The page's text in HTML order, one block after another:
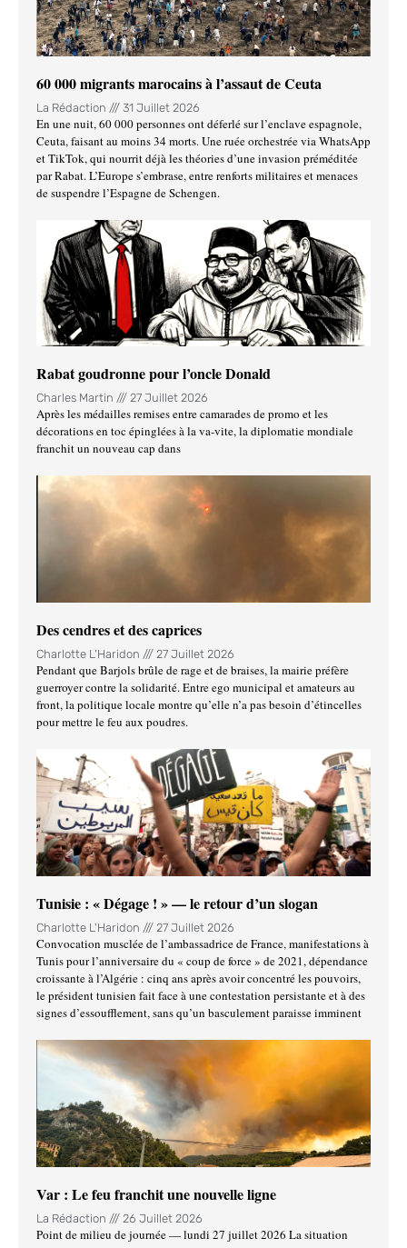
60 000 migrants marocains à l’assaut de Ceuta
La Rédaction 31 Juillet 2026
En une nuit, 60 000 personnes ont déferlé sur l’enclave espagnole,
Ceuta, faisant au moins 34 morts. Une ruée orchestrée via WhatsApp
et TikTok, qui nourrit déjà les théories d’une invasion préméditée
par Rabat. L’Europe s’embrase, entre renforts militaires et menaces
de suspendre l’Espagne de Schengen.
Rabat goudronne pour l’oncle Donald
Charles Martin 27 Juillet 2026
Après les médailles remises entre camarades de promo et les
décorations en toc épinglées à la va-vite, la diplomatie mondiale
franchit un nouveau cap dans
Des cendres et des caprices
Charlotte L'Haridon 27 Juillet 2026
Pendant que Barjols brûle de rage et de braises, la mairie préfère
guerroyer contre la solidarité. Entre ego municipal et amateurs au
front, la politique locale montre qu’elle n’a pas besoin d’étincelles
pour mettre le feu aux poudres.
Tunisie : « Dégage ! » — le retour d’un slogan
Charlotte L'Haridon 27 Juillet 2026
Convocation musclée de l’ambassadrice de France, manifestations à
Tunis pour l’anniversaire du « coup de force » de 2021, dépendance
croissante à l’Algérie : cinq ans après avoir concentré les pouvoirs,
le président tunisien fait face à une contestation persistante et à des
signes d’essoufflement, sans qu’un basculement paraisse imminent
Var : Le feu franchit une nouvelle ligne
La Rédaction 26 Juillet 2026
Point de milieu de journée — lundi 27 juillet 2026 La situation